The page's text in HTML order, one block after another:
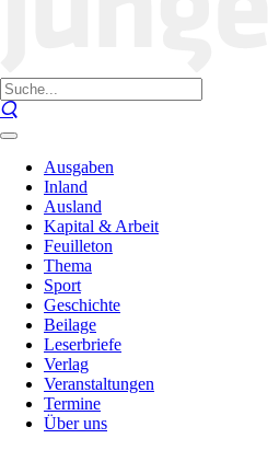
Ausgaben
Inland
Ausland
Kapital & Arbeit
Feuilleton
Thema
Sport
Geschichte
Beilage
Leserbriefe
Verlag
Veranstaltungen
Termine
Über uns